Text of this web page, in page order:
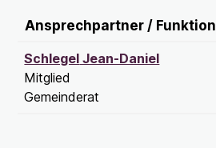
Ansprechpartner / Funktion
Schlegel Jean-DanielFunktion
Mitglied
Gemeinderat